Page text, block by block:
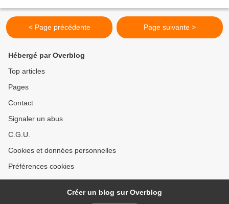
< Page précédente Page suivante >
Hébergé par Overblog
Top articles
Pages
Contact
Signaler un abus
C.G.U.
Cookies et données personnelles
Préférences cookies
Créer un blog sur Overblog